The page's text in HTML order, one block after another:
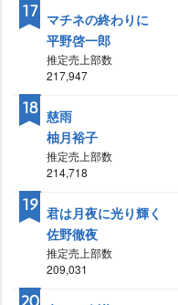
マチネの終わりに
平野啓一郎
推定売上部数
217,947
17
慈雨
柚月裕子
推定売上部数
214,718
18
君は月夜に光り輝く
佐野徹夜
推定売上部数
209,031
19